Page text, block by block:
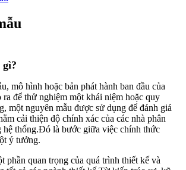
gì?
mô hình hoặc bản phát hành ban đầu của
ra để thử nghiệm một khái niệm hoặc quy
một nguyên mẫu được sử dụng để đánh giá
cải thiện độ chính xác của các nhà phân
hệ thống.Đó là bước giữa việc chính thức
ý tưởng.
phần quan trọng của quá trình thiết kế và